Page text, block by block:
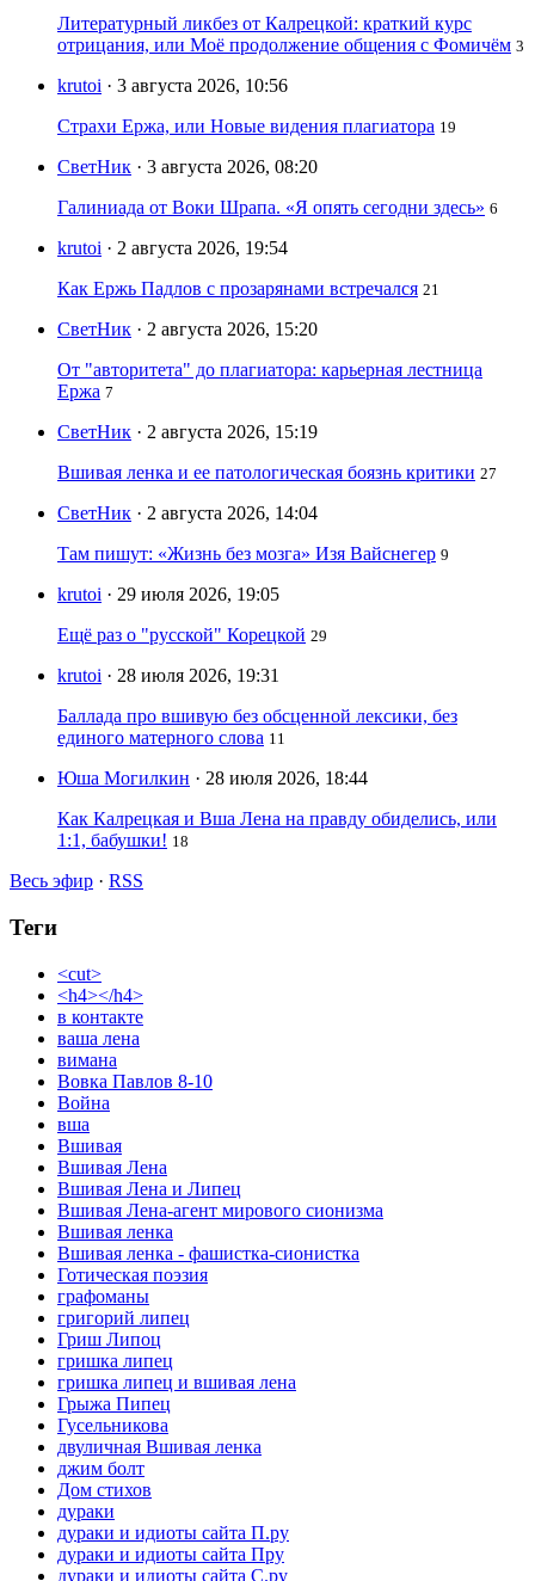
Литературный ликбез от Калрецкой: краткий курс
отрицания, или Моё продолжение общения с Фомичём 3
krutoi · 3 августа 2026, 10:56
Страхи Ержа, или Новые видения плагиатора 19
СветНик · 3 августа 2026, 08:20
Галиниада от Воки Шрапа. «Я опять сегодни здесь» 6
krutoi · 2 августа 2026, 19:54
Как Ержь Падлов с прозарянами встречался 21
СветНик · 2 августа 2026, 15:20
От "авторитета" до плагиатора: карьерная лестница
Ержа 7
СветНик · 2 августа 2026, 15:19
Вшивая ленка и ее патологическая боязнь критики 27
СветНик · 2 августа 2026, 14:04
Там пишут: «Жизнь без мозга» Изя Вайснегер 9
krutoi · 29 июля 2026, 19:05
Ещё раз о "русской" Корецкой 29
krutoi · 28 июля 2026, 19:31
Баллада про вшивую без обсценной лексики, без
единого матерного слова 11
Юша Могилкин · 28 июля 2026, 18:44
Как Калрецкая и Вша Лена на правду обиделись, или
1:1, бабушки! 18
Весь эфир · RSS
Теги
<cut>
<h4></h4>
в контакте
ваша лена
вимана
Вовка Павлов 8-10
Война
вша
Вшивая
Вшивая Лена
Вшивая Лена и Липец
Вшивая Лена-агент мирового сионизма
Вшивая ленка
Вшивая ленка - фашистка-сионистка
Готическая поэзия
графоманы
григорий липец
Гриш Липоц
гришка липец
гришка липец и вшивая лена
Грыжа Пипец
Гусельникова
двуличная Вшивая ленка
джим болт
Дом стихов
дураки
дураки и идиоты сайта П.ру
дураки и идиоты сайта Пру
дураки и идиоты сайта С.ру